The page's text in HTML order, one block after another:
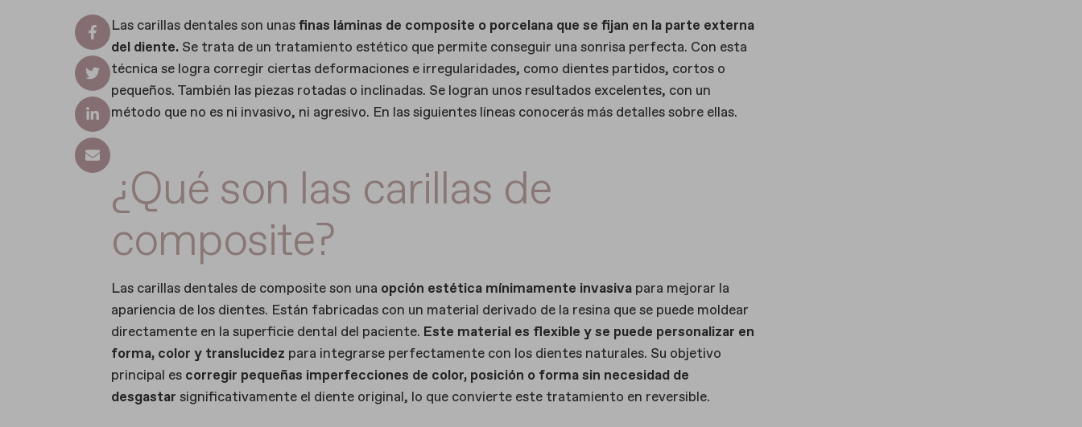
Las carillas dentales son unasfinas láminas de composite o porcelana que se fijan en la parte externa
del diente. Se trata de un tratamiento estético que permite conseguir una sonrisa perfecta. Con esta
técnica se logra corregir ciertas deformaciones e irregularidades, como dientes partidos, cortos o
pequeños. También las piezas rotadas o inclinadas. Se logran unos resultados excelentes, con un
método que no es ni invasivo, ni agresivo. En las siguientes líneas conocerás más detalles sobre ellas.
¿Qué son las carillas de
composite?
Las carillas dentales de composite son una opción estética mínimamente invasiva para mejorar la
apariencia de los dientes. Están fabricadas con un material derivado de la resina que se puede moldear
directamente en la superficie dental del paciente. Este material es flexible y se puede personalizar en
forma, color y translucidez para integrarse perfectamente con los dientes naturales. Su objetivo
principal es corregir pequeñas imperfecciones de color, posición o forma sin necesidad de
desgastar significativamente el diente original, lo que convierte este tratamiento en reversible.